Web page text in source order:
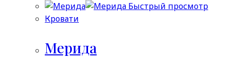
Быстрый просмотр
Кровати
Мерида